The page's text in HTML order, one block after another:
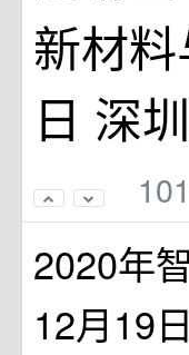
新材
日 深
2020年
12月19